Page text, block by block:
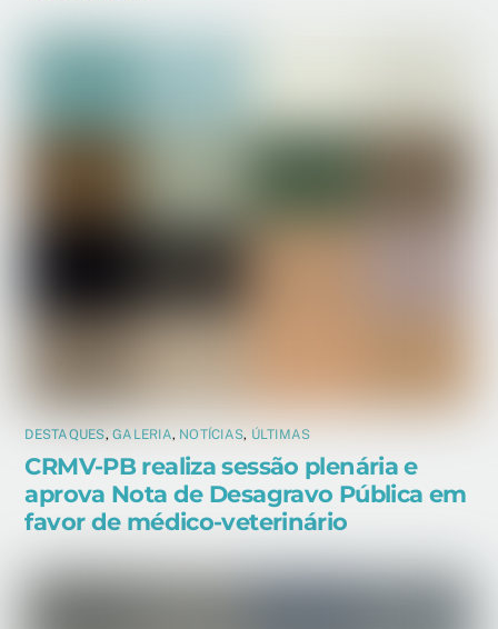
DESTAQUES,GALERIA, NOTÍCIAS, ÚLTIMAS
CRMV-PB realiza sessão plenária e
aprova Nota de Desagravo Pública em
favor de médico-veterinário